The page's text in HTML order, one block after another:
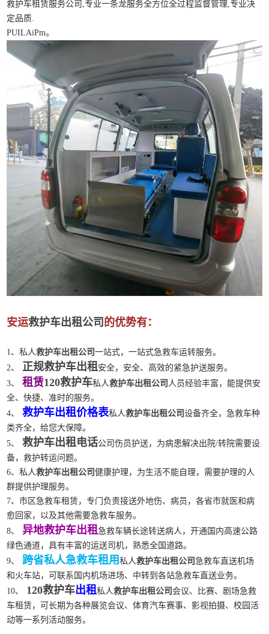
救护车租赁服务公司,专业一条龙服务全方位全过程监督管理,专业决
定品质.
PUILAiPm。
安运救护车出租公司 的优势有：
1、私人救护车出租公司一站式，一站式急救车运转服务。
2、
正规救护车出租 安全，安全、高效的紧急护送服务。
3、
租赁120救护车私人救护车出租公司 人员经验丰富，能提供安
全、快捷、准时的服务。
4、
救护车出租价格表私人救护车出租公司设备齐全，急救车种
类齐全，给您大保障。
5、
救护车出租电话公司伤员护送，为病患解决出院/转院需要设
备，救护转运问题。
6、私人救护车出租公司健康护理，为生活不能自理，需要护理的人
群提供护理服务。
7、市区急救车租赁，专门负责接送外地伤、病员，各省市就医和病
愈回家，以及其他需要急救车服务。
8、
异地救护车出租 急救车辆长途转送病人，开通国内高速公路
绿色通道，具有丰富的运送司机，熟悉全国道路。
9、
跨省私人急救车租用私人救护车出租公司 急救车直送机场
和火车站，可联系国内机场进场、中转到各站急救车直送业务。
10、
120救护车出租私人救护车出租公司会议、比赛、剧场急救
车租赁，可长期为各种展览会议、体育汽车赛事、影视拍摄、校园活
动等一系列活动服务。